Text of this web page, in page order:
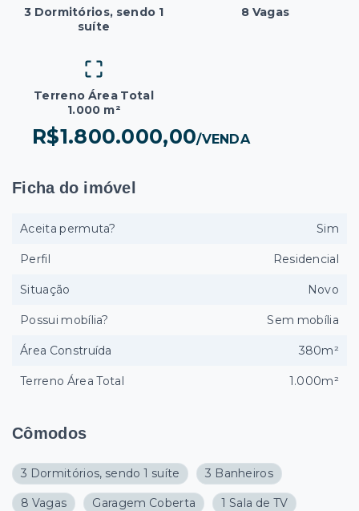
3 Dormitórios, sendo 1
suíte
8 Vagas
Terreno Área Total
1.000 m²
R$1.800.000,00/VENDA
Cômodos
3 Dormitórios, sendo 1 suíte 3 Banheiros
8 Vagas Garagem Coberta 1 Sala de TV
Ficha do imóvel
Aceita permuta? Sim
Perfil Residencial
Situação Novo
Possui mobília? Sem mobília
Área Construída 380m²
Terreno Área Total 1.000m²